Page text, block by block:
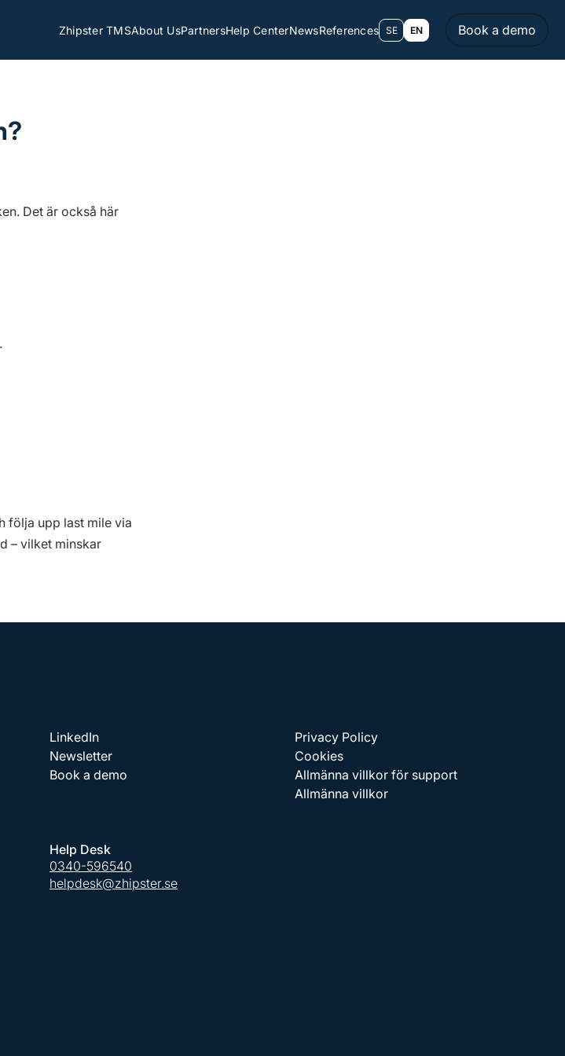
Zhipster TMSAbout UsPartnersHelp CenterNewsReferences SE EN Book a demo
Det är också här
följa upp last mile via
– vilket minskar
LinkedIn
Newsletter
Book a demo
Privacy Policy
Cookies
Allmänna villkor för support
Allmänna villkor
Help Desk
0340-596540
helpdesk@zhipster.se